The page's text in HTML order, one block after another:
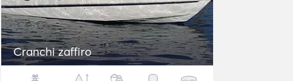
Cranchi zaffiro